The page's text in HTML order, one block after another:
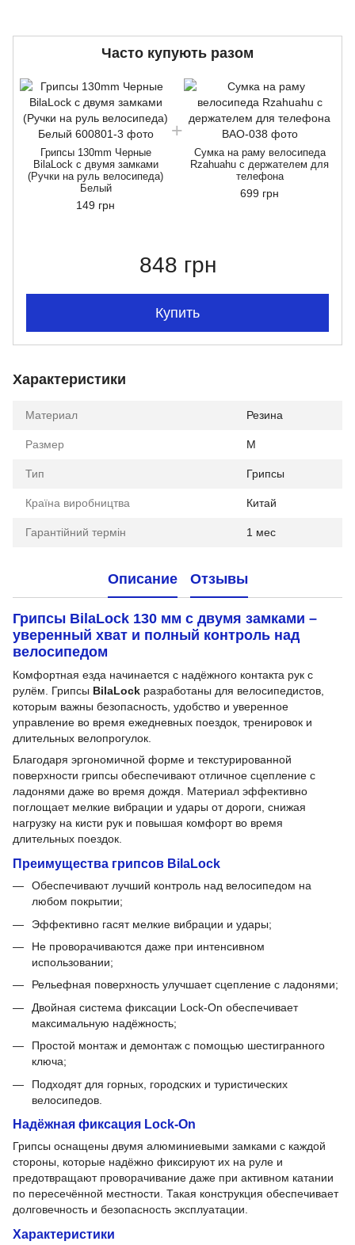
Часто купують разом
Грипсы 130mm Черные
BilaLock с двумя замками
(Ручки на руль велосипеда)
Белый
149 грн
Сумка на раму велосипеда
Rzahuahu с держателем для
телефона
699 грн
848 грн
Купить
Характеристики
Материал Резина
Размер M
Тип Грипсы
Країна виробництва Китай
Гарантійний термін 1 мес
Описание Отзывы
Грипсы BilaLock 130 мм с двумя замками –
уверенный хват и полный контроль над
велосипедом
Комфортная езда начинается с надёжного контакта рук с
рулём. Грипсы BilaLock разработаны для велосипедистов,
которым важны безопасность, удобство и уверенное
управление во время ежедневных поездок, тренировок и
длительных велопрогулок.
Благодаря эргономичной форме и текстурированной
поверхности грипсы обеспечивают отличное сцепление с
ладонями даже во время дождя. Материал эффективно
поглощает мелкие вибрации и удары от дороги, снижая
нагрузку на кисти рук и повышая комфорт во время
длительных поездок.
Преимущества грипсов BilaLock
Обеспечивают лучший контроль над велосипедом на
любом покрытии;
Эффективно гасят мелкие вибрации и удары;
Не проворачиваются даже при интенсивном
использовании;
Рельефная поверхность улучшает сцепление с ладонями;
Двойная система фиксации Lock-On обеспечивает
максимальную надёжность;
Простой монтаж и демонтаж с помощью шестигранного
ключа;
Подходят для горных, городских и туристических
велосипедов.
Надёжная фиксация Lock-On
Грипсы оснащены двумя алюминиевыми замками с каждой
стороны, которые надёжно фиксируют их на руле и
предотвращают проворачивание даже при активном катании
по пересечённой местности. Такая конструкция обеспечивает
долговечность и безопасность эксплуатации.
Характеристики